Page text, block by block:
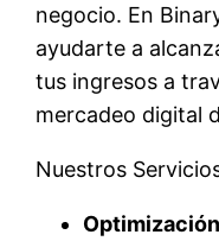
negocio. En
ayudarte a
tus ingresos a
mercadeo digital
Nuestros